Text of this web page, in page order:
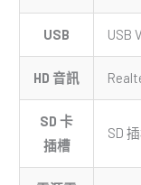
USB USB
HD 音訊
SD 卡
插槽
SD